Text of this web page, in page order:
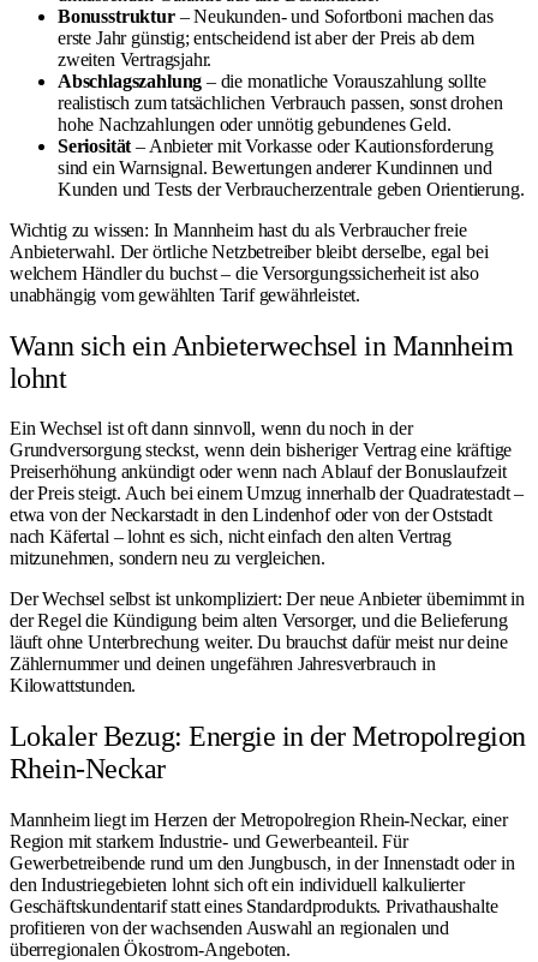
Bonusstruktur– Neukunden- und Sofortboni machen das
erste Jahr günstig; entscheidend ist aber der Preis ab dem
zweiten Vertragsjahr.
Abschlagszahlung – die monatliche Vorauszahlung sollte
realistisch zum tatsächlichen Verbrauch passen, sonst drohen
hohe Nachzahlungen oder unnötig gebundenes Geld.
Seriosität – Anbieter mit Vorkasse oder Kautionsforderung
sind ein Warnsignal. Bewertungen anderer Kundinnen und
Kunden und Tests der Verbraucherzentrale geben Orientierung.
Wichtig zu wissen: In Mannheim hast du als Verbraucher freie
Anbieterwahl. Der örtliche Netzbetreiber bleibt derselbe, egal bei
welchem Händler du buchst – die Versorgungssicherheit ist also
unabhängig vom gewählten Tarif gewährleistet.
Wann sich ein Anbieterwechsel in Mannheim
lohnt
Ein Wechsel ist oft dann sinnvoll, wenn du noch in der
Grundversorgung steckst, wenn dein bisheriger Vertrag eine kräftige
Preiserhöhung ankündigt oder wenn nach Ablauf der Bonuslaufzeit
der Preis steigt. Auch bei einem Umzug innerhalb der Quadratestadt –
etwa von der Neckarstadt in den Lindenhof oder von der Oststadt
nach Käfertal – lohnt es sich, nicht einfach den alten Vertrag
mitzunehmen, sondern neu zu vergleichen.
Der Wechsel selbst ist unkompliziert: Der neue Anbieter übernimmt in
der Regel die Kündigung beim alten Versorger, und die Belieferung
läuft ohne Unterbrechung weiter. Du brauchst dafür meist nur deine
Zählernummer und deinen ungefähren Jahresverbrauch in
Kilowattstunden.
Lokaler Bezug: Energie in der Metropolregion
Rhein-Neckar
Mannheim liegt im Herzen der Metropolregion Rhein-Neckar, einer
Region mit starkem Industrie- und Gewerbeanteil. Für
Gewerbetreibende rund um den Jungbusch, in der Innenstadt oder in
den Industriegebieten lohnt sich oft ein individuell kalkulierter
Geschäftskundentarif statt eines Standardprodukts. Privathaushalte
profitieren von der wachsenden Auswahl an regionalen und
überregionalen Ökostrom-Angeboten.